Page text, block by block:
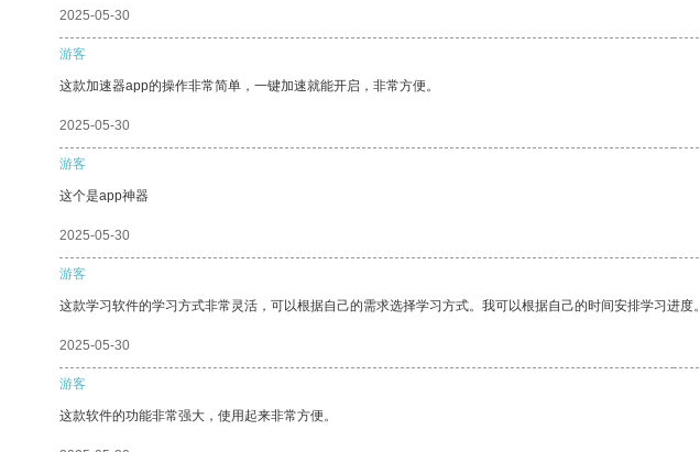
2025-05-30
游客
这款加速器app的操作非常简单，一键加速就能开启，非常方便。
2025-05-30
游客
这个是app神器
2025-05-30
游客
这款学习软件的学习方式非常灵活，可以根据自己的需求选择学习方式。我可以根据自己的时间安排学习进度。
2025-05-30
游客
这款软件的功能非常强大，使用起来非常方便。